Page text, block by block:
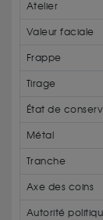
Atelier
Valeur faciale
Frappe
Tirage
État de
Métal
Tranche
Axe des coins
Autorité